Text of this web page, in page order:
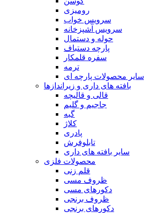
رومیزی
سرویس خواب
سرویس آشپزخانه
حوله و دستمال
پارچه دستباف
سفره قلمکار
ترمه
سایر محصولات پارچه ای
بافته های داری و زیراندازها
قالی و قالیچه
جاجیم و گلیم
گبه
کلاژ
پادری
تابلوفرش
سایر بافته های داری
محصولات فلزی
قلم زنی
ظروف مسی
دکورهای مسی
ظروف برنجی
دکورهای برنجی